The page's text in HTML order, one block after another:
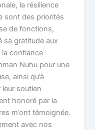
la résilience
sont des priorités
de fonctions,
sa gratitude aux
la confiance
Nuhu pour une
ainsi qu’à
leur soutien
honoré par la
m’ont témoignée.
avec nos